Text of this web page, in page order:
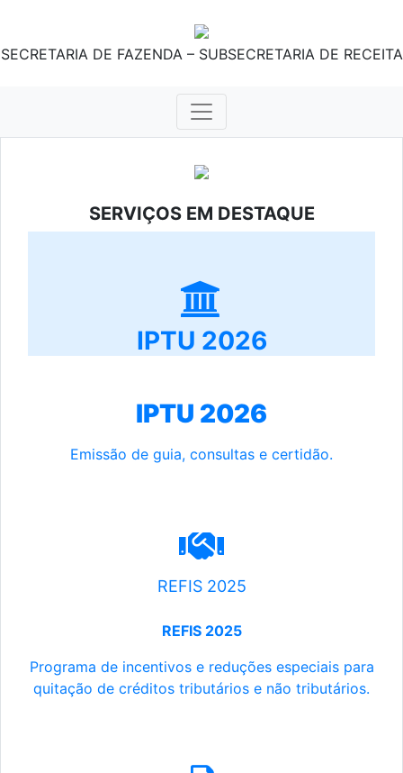
SECRETARIA DE FAZENDA – SUBSECRETARIA DE RECEITA
SERVIÇOS EM DESTAQUE
IPTU 2026
IPTU 2026
Emissão de guia, consultas e certidão.
REFIS 2025
REFIS 2025
Programa de incentivos e reduções especiais para
quitação de créditos tributários e não tributários.